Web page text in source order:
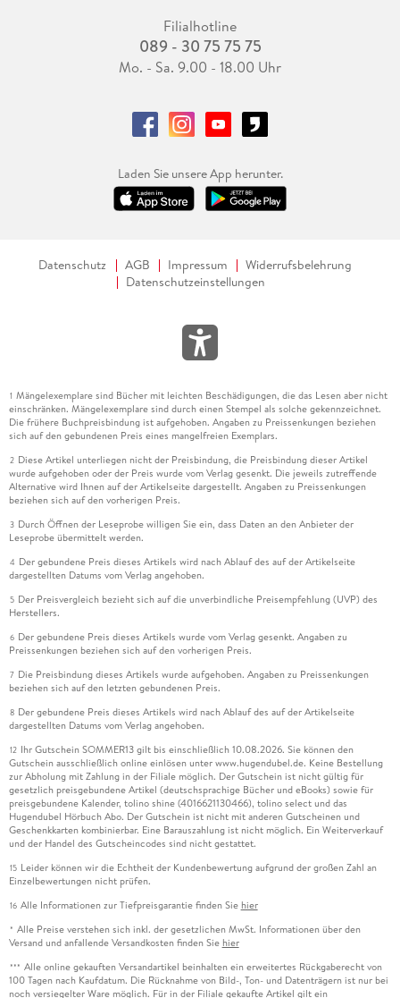
Filialhotline
089 - 30 75 75 75
Mo. - Sa. 9.00 - 18.00 Uhr
Laden Sie unsere App herunter.
Datenschutz AGB Impressum
Widerrufsbelehrung
Datenschutzeinstellungen
1 Mängelexemplare sind Bücher mit leichten Beschädigungen, die das Lesen aber nicht
einschränken. Mängelexemplare sind durch einen Stempel als solche gekennzeichnet.
Die frühere Buchpreisbindung ist aufgehoben. Angaben zu Preissenkungen beziehen
sich auf den gebundenen Preis eines mangelfreien Exemplars.
2 Diese Artikel unterliegen nicht der Preisbindung, die Preisbindung dieser Artikel
wurde aufgehoben oder der Preis wurde vom Verlag gesenkt. Die jeweils zutreffende
Alternative wird Ihnen auf der Artikelseite dargestellt. Angaben zu Preissenkungen
beziehen sich auf den vorherigen Preis.
3 Durch Öffnen der Leseprobe willigen Sie ein, dass Daten an den Anbieter der
Leseprobe übermittelt werden.
4 Der gebundene Preis dieses Artikels wird nach Ablauf des auf der Artikelseite
dargestellten Datums vom Verlag angehoben.
5 Der Preisvergleich bezieht sich auf die unverbindliche Preisempfehlung (UVP) des
Herstellers.
6 Der gebundene Preis dieses Artikels wurde vom Verlag gesenkt. Angaben zu
Preissenkungen beziehen sich auf den vorherigen Preis.
7 Die Preisbindung dieses Artikels wurde aufgehoben. Angaben zu Preissenkungen
beziehen sich auf den letzten gebundenen Preis.
8 Der gebundene Preis dieses Artikels wird nach Ablauf des auf der Artikelseite
dargestellten Datums vom Verlag angehoben.
12 Ihr Gutschein SOMMER13 gilt bis einschließlich 10.08.2026. Sie können den
Gutschein ausschließlich online einlösen unter www.hugendubel.de. Keine Bestellung
zur Abholung mit Zahlung in der Filiale möglich. Der Gutschein ist nicht gültig für
gesetzlich preisgebundene Artikel (deutschsprachige Bücher und eBooks) sowie für
preisgebundene Kalender, tolino shine (4016621130466), tolino select und das
Hugendubel Hörbuch Abo. Der Gutschein ist nicht mit anderen Gutscheinen und
Geschenkkarten kombinierbar. Eine Barauszahlung ist nicht möglich. Ein Weiterverkauf
und der Handel des Gutscheincodes sind nicht gestattet.
15 Leider können wir die Echtheit der Kundenbewertung aufgrund der großen Zahl an
Einzelbewertungen nicht prüfen.
16 Alle Informationen zur Tiefpreisgarantie finden Sie hier
* Alle Preise verstehen sich inkl. der gesetzlichen MwSt. Informationen über den
Versand und anfallende Versandkosten finden Sie hier
*** Alle online gekauften Versandartikel beinhalten ein erweitertes Rückgaberecht von
100 Tagen nach Kaufdatum. Die Rücknahme von Bild-, Ton- und Datenträgern ist nur bei
noch versiegelter Ware möglich. Für in der Filiale gekaufte Artikel gilt ein